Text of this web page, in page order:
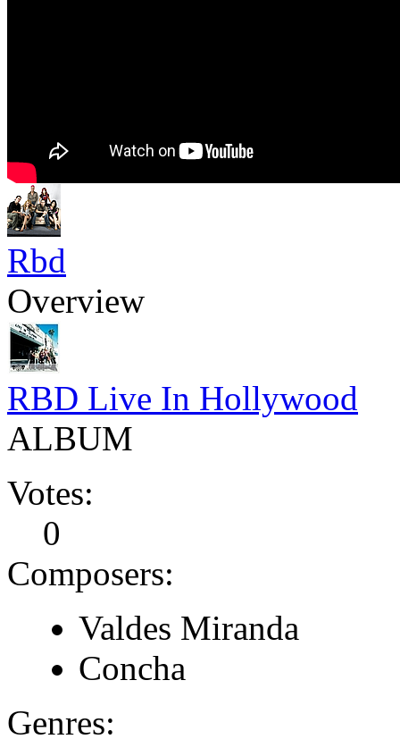
Rbd
Overview
RBD Live In Hollywood
ALBUM
Votes:
0
Composers:
Valdes Miranda
Concha
Genres: